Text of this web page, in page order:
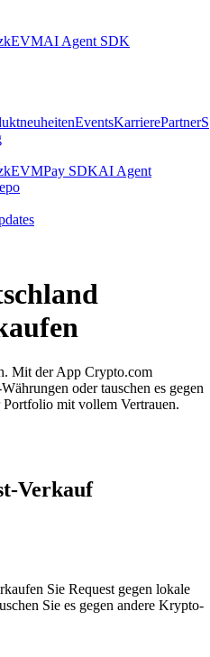
AI Agent SDK
EventsKarrierePartnerS
Pay SDKAI Agent
Mit der App Crypto.com
oder tauschen es gegen
mit vollem Vertrauen.
Verkauf
Sie Request gegen lokale
Sie es gegen andere Krypto-